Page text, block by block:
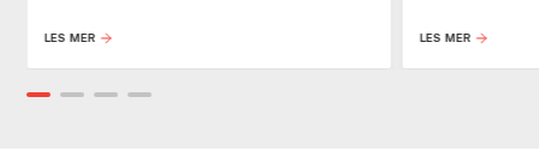
LES MER LES MER